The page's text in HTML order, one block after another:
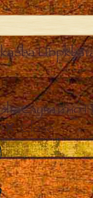
Случайно
Close